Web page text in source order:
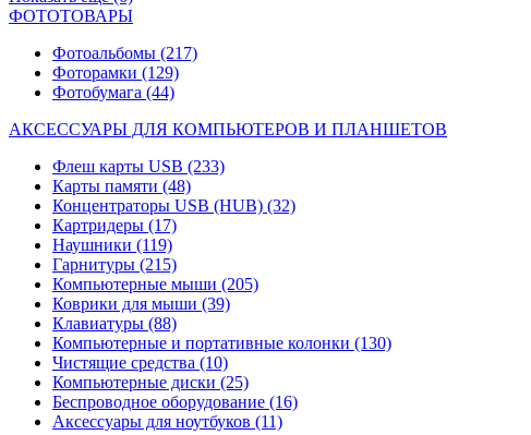
ФОТОТОВАРЫ
Фотоальбомы (217)
Фоторамки (129)
Фотобумага (44)
АКСЕССУАРЫ ДЛЯ КОМПЬЮТЕРОВ И ПЛАНШЕТОВ
Флеш карты USB (233)
Карты памяти (48)
Концентраторы USB (HUB) (32)
Картридеры (17)
Наушники (119)
Гарнитуры (215)
Компьютерные мыши (205)
Коврики для мыши (39)
Клавиатуры (88)
Компьютерные и портативные колонки (130)
Чистящие средства (10)
Компьютерные диски (25)
Беспроводное оборудование (16)
Аксессуары для ноутбуков (11)